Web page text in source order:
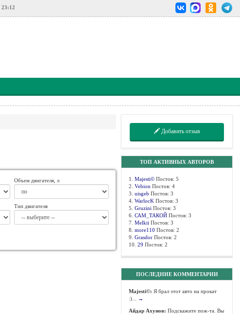
23:12
Добавить отзыв
ТОП АКТИВНЫХ АВТОРОВ
1. Majesti© Постов: 5
2. Vebion Постов: 4
3. uisgeb Постов: 3
4. WarlocK Постов: 3
5. Gruzini Постов: 3
6. САМ_ТАКОЙ Постов: 3
7. Melkii Постов: 3
8. more110 Постов: 2
9. Grasdor Постов: 2
10. 29 Постов: 2
ПОСЛЕДНИЕ КОММЕНТАРИИ
Majesti©: Я брал этот авто на прокат
:)...
→
Айдар Ахунов: Подскажите пож-та. Вы
Объем двигателя, л
Тип двигателя